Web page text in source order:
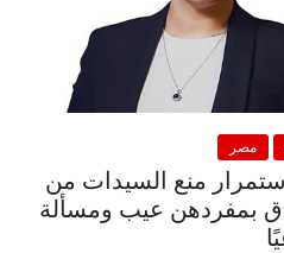
مصر
منع السيدات من
بمفردهن عيب ومسألة